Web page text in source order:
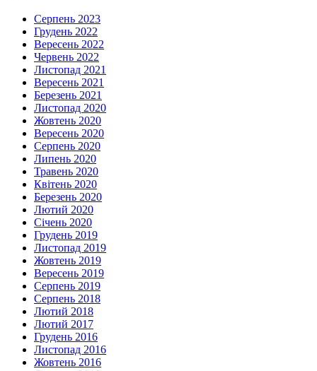
Серпень 2023
Грудень 2022
Вересень 2022
Червень 2022
Листопад 2021
Вересень 2021
Березень 2021
Листопад 2020
Жовтень 2020
Вересень 2020
Серпень 2020
Липень 2020
Травень 2020
Квітень 2020
Березень 2020
Лютий 2020
Січень 2020
Грудень 2019
Листопад 2019
Жовтень 2019
Вересень 2019
Серпень 2019
Серпень 2018
Лютий 2018
Лютий 2017
Грудень 2016
Листопад 2016
Жовтень 2016